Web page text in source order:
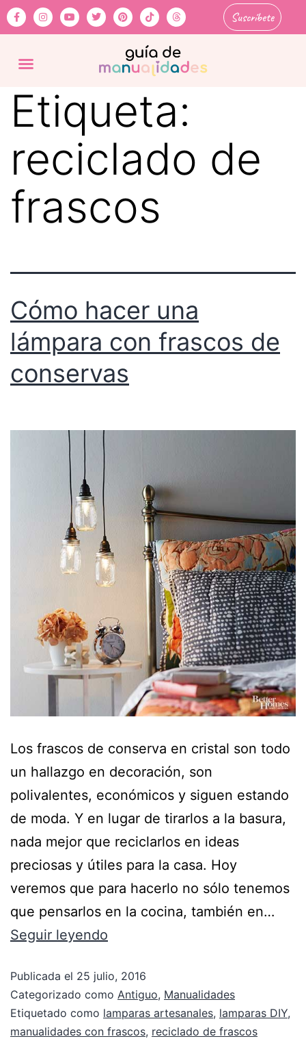
Suscríbete
Etiqueta:
reciclado de
frascos
Cómo hacer una
lámpara con frascos de
conservas
Los frascos de conserva en cristal son todo
un hallazgo en decoración, son
polivalentes, económicos y siguen estando
de moda. Y en lugar de tirarlos a la basura,
nada mejor que reciclarlos en ideas
preciosas y útiles para la casa. Hoy
veremos que para hacerlo no sólo tenemos
que pensarlos en la cocina, también en…
Seguir leyendo
Publicada el 25 julio, 2016
Categorizado como Antiguo, Manualidades
Etiquetado como lamparas artesanales, lamparas DIY,
manualidades con frascos, reciclado de frascos